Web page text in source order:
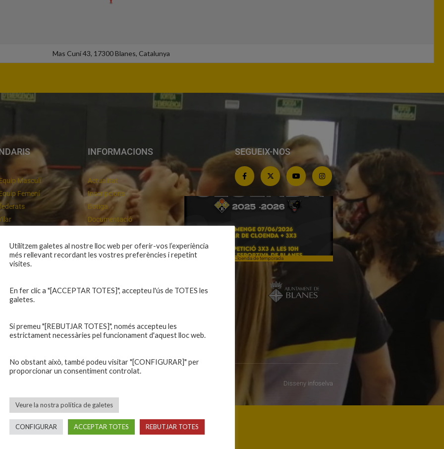
Mas Cuní 43, 17300 Blanes, Catalunya
Masculí
Femení
inferiors
casa
INFORMACIONS
Actualitat
Inscripcions
Botiga
Documentació
Intranet
Contacte
SEGUEIX-NOS
Un final rodó Cloenda de temporada
Disseny infoselva
Utilitzem galetes al nostre lloc web per oferir-vos l’experiència
més rellevant recordant les vostres preferències i repetint
visites.
En fer clic a "[ACCEPTAR TOTES]", accepteu l'ús de TOTES les
galetes.
Si premeu "[REBUTJAR TOTES]", només accepteu les
estrictament necessàries pel funcionament d'aquest lloc web.
No obstant això, també podeu visitar "[CONFIGURAR]" per
proporcionar un consentiment controlat.
Veure la nostra política de galetes
CONFIGURAR ACCEPTAR TOTES REBUTJAR TOTES